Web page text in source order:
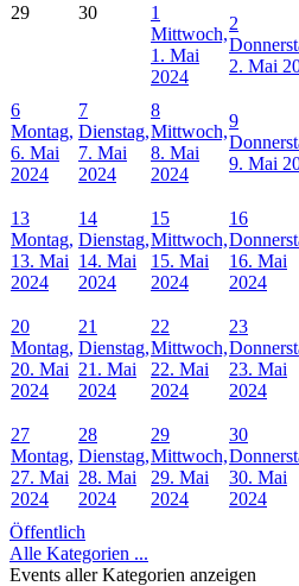
29
30
1
Mittwoch,
1. Mai
2024
2
2. Mai
6
Montag,
6. Mai
2024
7
Dienstag,
7. Mai
2024
8
Mittwoch,
8. Mai
2024
9
9. Mai
13
Montag,
13. Mai
2024
14
Dienstag,
14. Mai
2024
15
Mittwoch,
15. Mai
2024
16
16. Mai
2024
20
Montag,
20. Mai
2024
21
Dienstag,
21. Mai
2024
22
Mittwoch,
22. Mai
2024
23
23. Mai
2024
27
Montag,
27. Mai
2024
28
Dienstag,
28. Mai
2024
29
Mittwoch,
29. Mai
2024
30
30. Mai
2024
Öffentlich
Alle Kategorien ...
Events aller Kategorien anzeigen